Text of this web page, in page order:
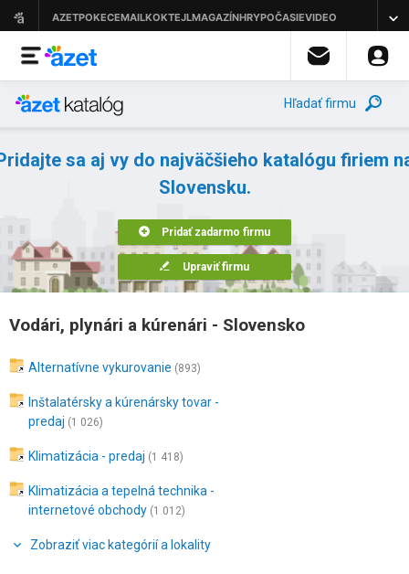
Hľadať firmu
sa aj vy do najväčšieho katalógu firiem
Slovensku.
Pridať zadarmo firmu
Upraviť firmu
Vodári, plynári a kúrenári - Slovensko
Alternatívne vykurovanie (893)
Inštalatérsky a kúrenársky tovar -
predaj (1 026)
Klimatizácia - predaj (1 418)
Klimatizácia a tepelná technika -
internetové obchody (1 012)
Zobraziť viac kategórií a lokality